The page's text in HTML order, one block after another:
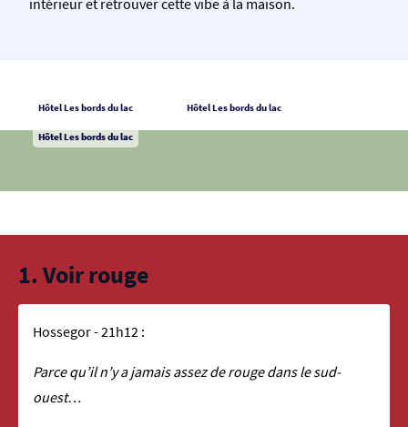
intérieur et retrouver cette vibe à la maison.
Hôtel Les bords du lac Hôtel Les bords du lac
Hôtel Les bords du lac
Hôtel Les bords du lac
1. Voir rouge
Hossegor - 21h12 :
Parce qu’il n’y a jamais assez de rouge dans le sud-
ouest…